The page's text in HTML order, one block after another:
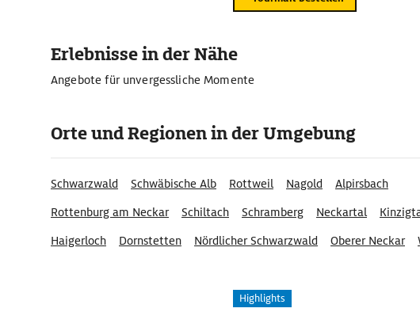
Erlebnisse in der Nähe
Angebote für unvergessliche Momente
Orte und Regionen in der Umgebung
Schwarzwald Schwäbische Alb Rottweil Nagold
Alpirsbach
Rottenburg am Neckar
Schiltach Schramberg Neckartal
Haigerloch
Dornstetten Nördlicher Schwarzwald Oberer Neckar
Highlights